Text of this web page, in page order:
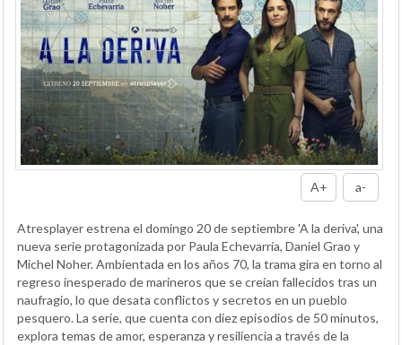
A+ a-
Atresplayer estrena el domingo 20 de septiembre 'A la deriva', una
nueva serie protagonizada por Paula Echevarría, Daniel Grao y
Michel Noher. Ambientada en los años 70, la trama gira en torno al
regreso inesperado de marineros que se creían fallecidos tras un
naufragio, lo que desata conflictos y secretos en un pueblo
pesquero. La serie, que cuenta con diez episodios de 50 minutos,
explora temas de amor, esperanza y resiliencia a través de la